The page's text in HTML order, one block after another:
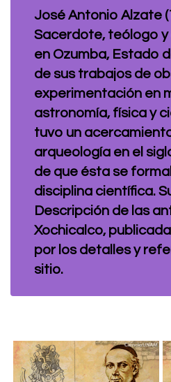
José Antonio Alzate
Sacerdote, teólogo
en Ozumba, Estado
de sus trabajos de
experimentación en
astronomía, física y
tuvo un
arqueología en el
de que ésta se
disciplina científica.
Descripción de las
Xochicalco,
por los detalles y
sitio.